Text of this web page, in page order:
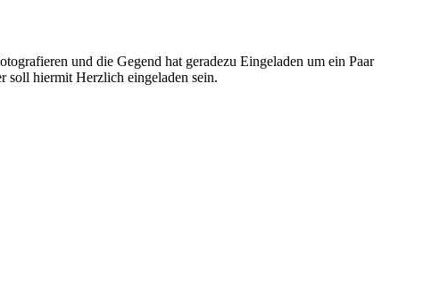
und die Gegend hat geradezu Eingeladen um ein Paar
soll hiermit Herzlich eingeladen sein.